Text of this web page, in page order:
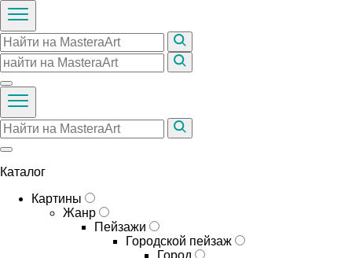
Каталог
Картины
Жанр
Пейзажи
Городской пейзаж
Город